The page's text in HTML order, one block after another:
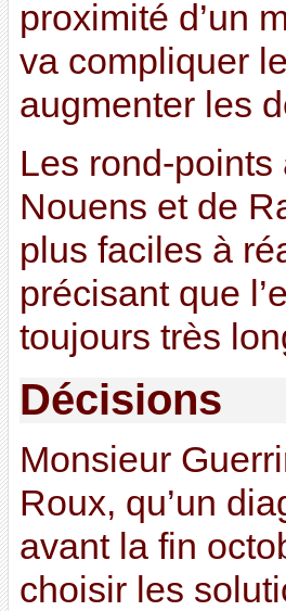
proximité d’un
va compliquer
augmenter les
Les rond-
Nouens et de
plus faciles à
précisant que
toujours très
Décisions
Monsieur
Roux, qu’un
avant la fin
choisir les